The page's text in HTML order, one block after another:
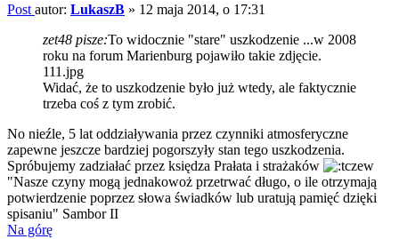
Post autor: LukaszB » 12 maja 2014, o 17:31
zet48 pisze:To widocznie "stare" uszkodzenie ...w 2008
roku na forum Marienburg pojawiło takie zdjęcie.
111.jpg
Widać, że to uszkodzenie było już wtedy, ale faktycznie
trzeba coś z tym zrobić.
No nieźle, 5 lat oddziaływania przez czynniki atmosferyczne
zapewne jeszcze bardziej pogorszyły stan tego uszkodzenia.
Spróbujemy zadziałać przez księdza Prałata i strażaków
"Nasze czyny mogą jednakowoż przetrwać długo, o ile otrzymają
potwierdzenie poprzez słowa świadków lub uratują pamięć dzięki
spisaniu" Sambor II
Na górę